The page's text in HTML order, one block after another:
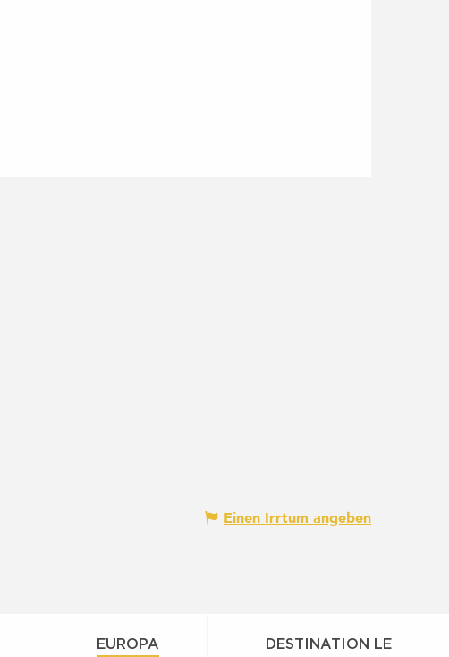
Einen Irrtum angeben
EUROPA
DESTINATION LE